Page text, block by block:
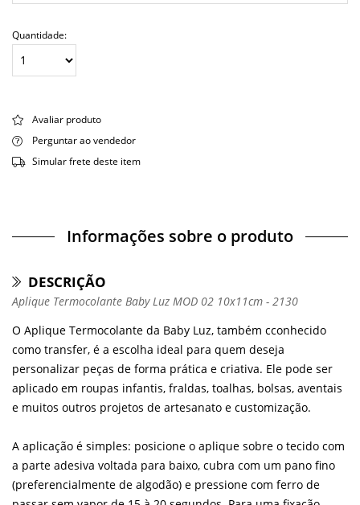
Quantidade:
Avaliar produto
Perguntar ao vendedor
Simular frete deste item
Informações sobre o produto
DESCRIÇÃO
Aplique Termocolante Baby Luz MOD 02 10x11cm - 2130
O Aplique Termocolante da Baby Luz, também cconhecido
como transfer, é a escolha ideal para quem deseja
personalizar peças de forma prática e criativa. Ele pode ser
aplicado em roupas infantis, fraldas, toalhas, bolsas, aventais
e muitos outros projetos de artesanato e customização.
A aplicação é simples: posicione o aplique sobre o tecido com
a parte adesiva voltada para baixo, cubra com um pano fino
(preferencialmente de algodão) e pressione com ferro de